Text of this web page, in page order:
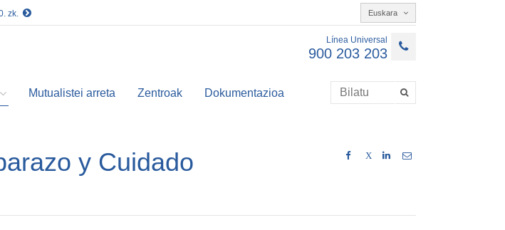
zk. Euskara
Línea Universal
900 203 203
Mutualistei arreta Zentroak Dokumentazioa
X
y Cuidado